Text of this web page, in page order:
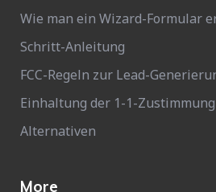
Wie man ein Wizard-Formular
Schritt-Anleitung
FCC-Regeln zur Lead-
Einhaltung der 1-1-
Alternativen
More